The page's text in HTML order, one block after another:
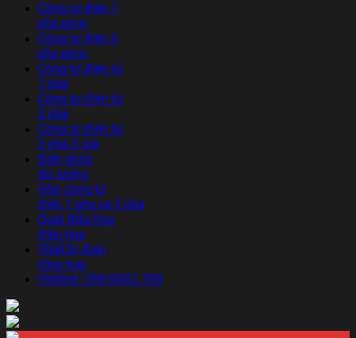
Công tơ điện 1
pha emic
Công tơ điện 3
pha emic
Công tơ điện tử
1 pha
Công tơ điện tử
3 pha
Công tơ điện tử
3 pha 3 giá
Biến dòng
đo lường
Hộp công tơ
điện 1 pha và 3 pha
Quạt điều hòa
điều hòa
Thiết bị điện
tổng hợp
Hotline: 098.6662.769